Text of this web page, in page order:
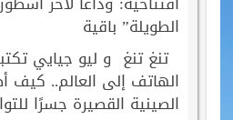
الطويلة” باقية
تنغ تنغ و ليو جيايي
الهاتف إلى العالم.. كيف
الصينية القصيرة جسرًا